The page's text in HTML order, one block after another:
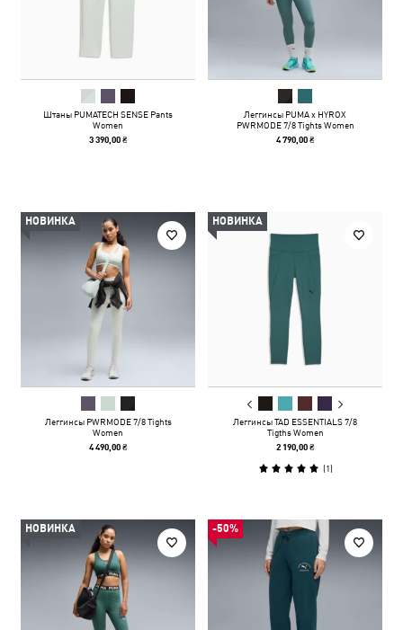
Штаны PUMATECH SENSE Pants
Women
3 390,00 ₴
Леггинсы PUMA x HYROX
PWRMODE 7/8 Tights Women
4 790,00 ₴
НОВИНКА
Леггинсы PWRMODE 7/8 Tights
Women
4 490,00 ₴
НОВИНКА
Леггинсы TAD ESSENTIALS 7/8
Tigths Women
2 190,00 ₴
(1)
НОВИНКА -50%